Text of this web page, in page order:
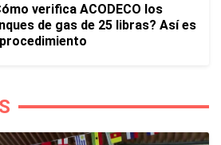
verifica ACODECO los
de gas de 25 libras? Así es